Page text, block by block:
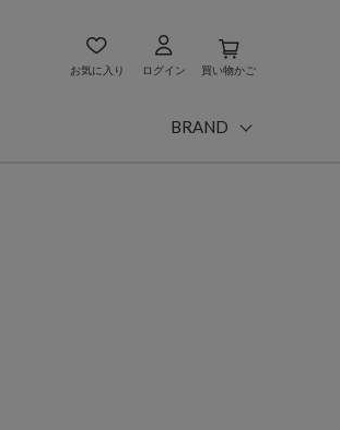
お気に入り ログイン 買い物かご
BRAND